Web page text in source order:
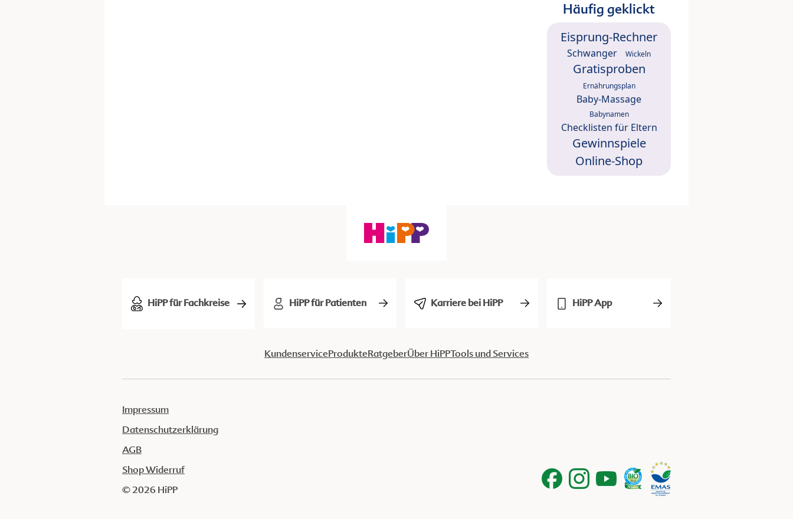
Häufig geklickt
Eisprung-Rechner
Schwanger Wickeln
Gratisproben
Ernährungsplan
Baby-Massage
Babynamen
Checklisten für Eltern
Gewinnspiele
Online-Shop
HiPP für Fachkreise HiPP für Patienten Karriere bei HiPP HiPP App
KundenserviceProdukteRatgeberÜber HiPPTools und Services
Impressum
Datenschutzerklärung
AGB
Shop Widerruf
© 2026 HiPP